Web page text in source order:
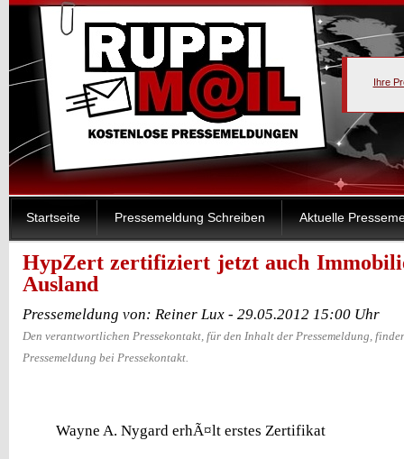
Ihre
Startseite Pressemeldung Schreiben Aktuelle
HypZert zertifiziert jetzt auch
Ausland
Pressemeldung von: Reiner Lux - 29.05.2012 15:00 Uhr
Den verantwortlichen Pressekontakt, für den Inhalt der Pressemeldung,
Pressemeldung bei Pressekontakt.
Wayne A. Nygard erhÃ¤lt erstes Zertifikat